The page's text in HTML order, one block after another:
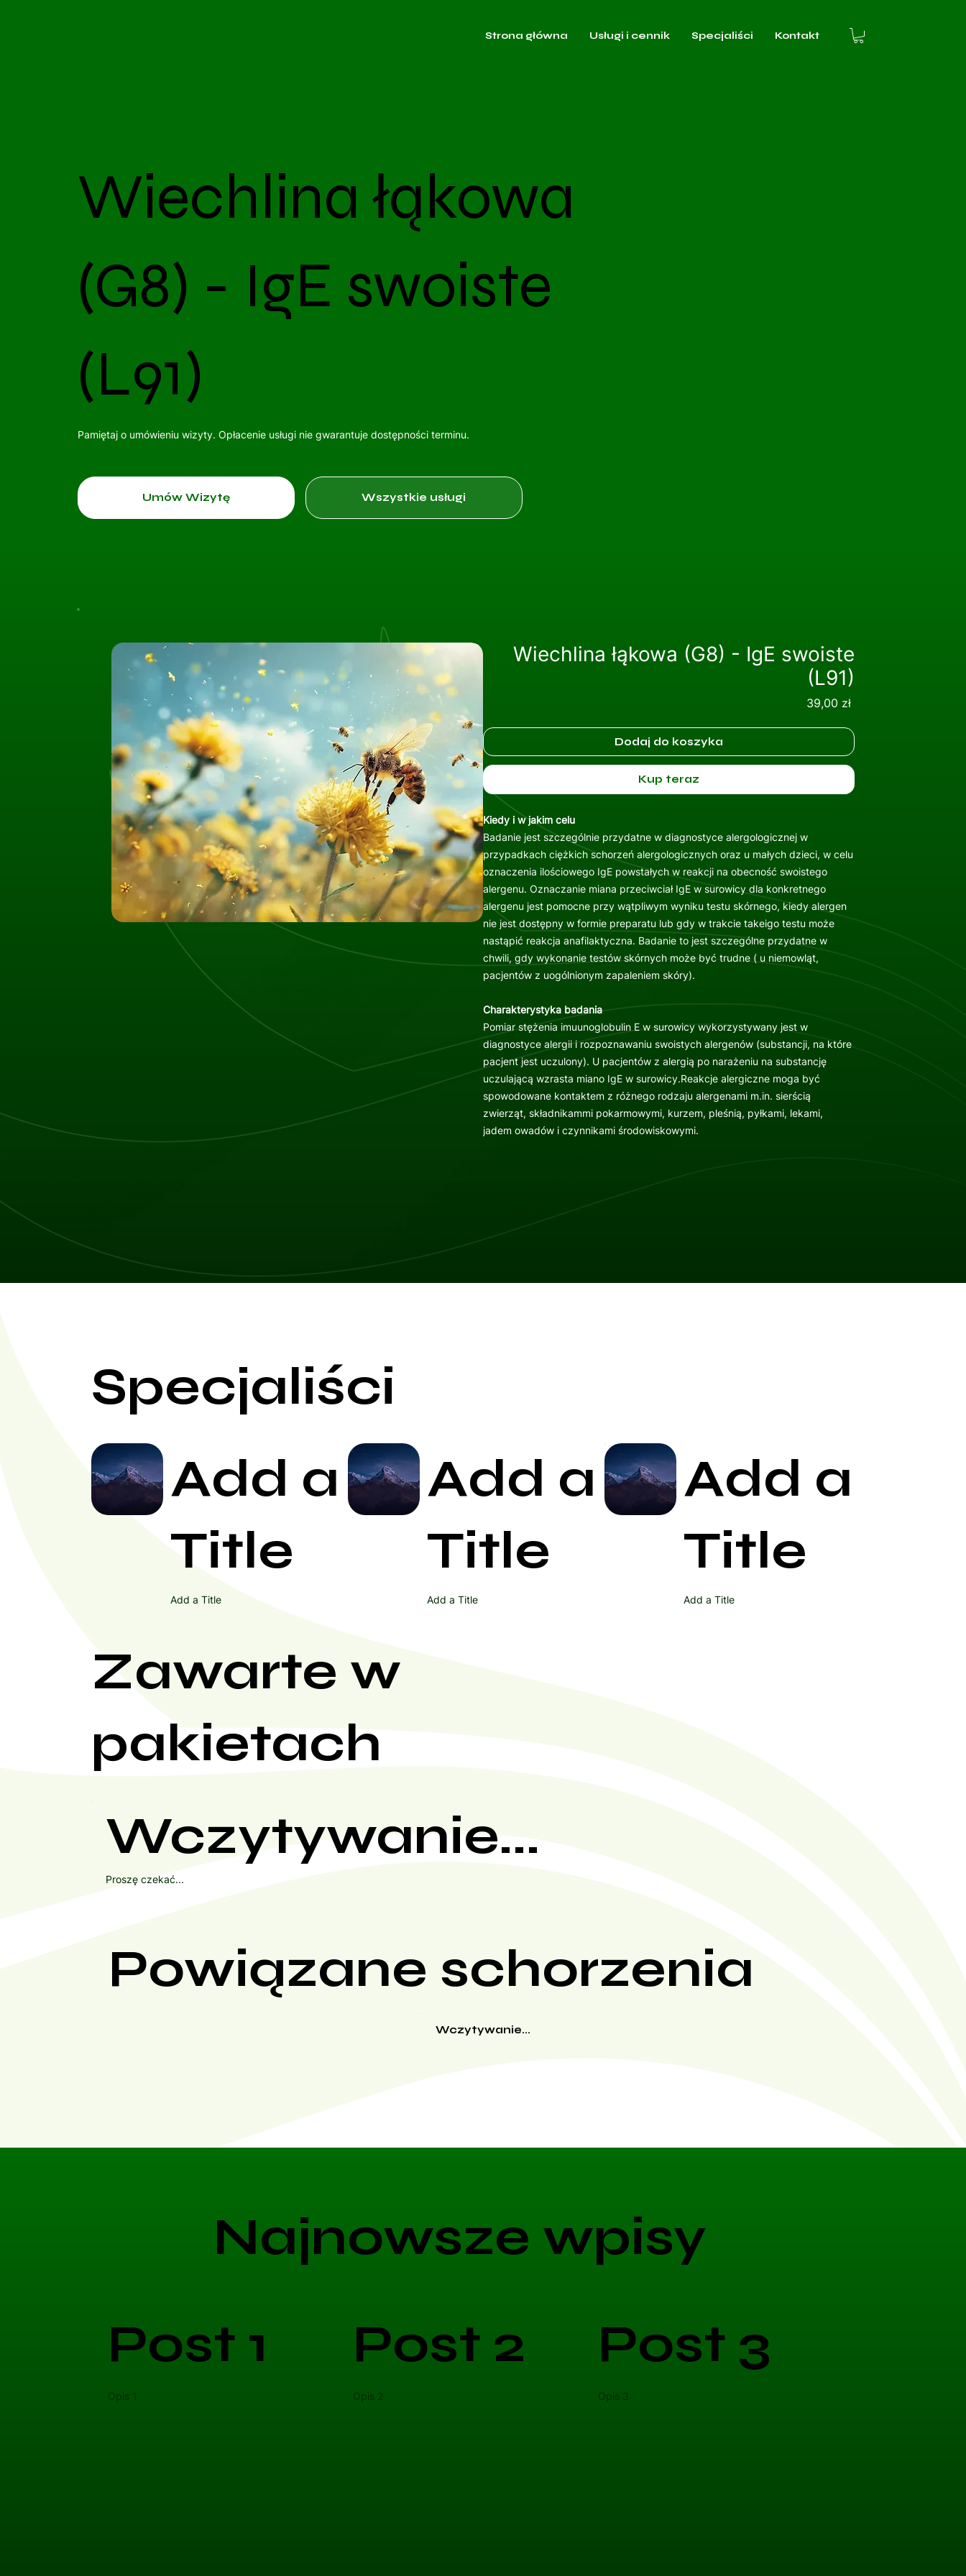
Strona główna Usługi i cennik Specjaliści Kontakt
Wiechlina łąkowa
(G8) - IgE swoiste
(L91)
Pamiętaj o umówieniu wizyty. Opłacenie usługi nie gwarantuje dostępności terminu.
Umów Wizytę Wszystkie usługi
Wiechlina łąkowa (G8) - IgE swoiste
(L91)
39,00 złCena
Dodaj do koszyka
Kup teraz
Kiedy i w jakim celu
Badanie jest szczególnie przydatne w diagnostyce alergologicznej w
przypadkach ciężkich schorzeń alergologicznych oraz u małych dzieci, w celu
oznaczenia ilościowego IgE powstałych w reakcji na obecność swoistego
alergenu. Oznaczanie miana przeciwciał IgE w surowicy dla konkretnego
alergenu jest pomocne przy wątpliwym wyniku testu skórnego, kiedy alergen
nie jest dostępny w formie preparatu lub gdy w trakcie takeigo testu może
nastąpić reakcja anafilaktyczna. Badanie to jest szczególne przydatne w
chwili, gdy wykonanie testów skórnych może być trudne ( u niemowląt,
pacjentów z uogólnionym zapaleniem skóry).
Charakterystyka badania
Pomiar stężenia imuunoglobulin E w surowicy wykorzystywany jest w
diagnostyce alergii i rozpoznawaniu swoistych alergenów (substancji, na które
pacjent jest uczulony). U pacjentów z alergią po narażeniu na substancję
uczulającą wzrasta miano IgE w surowicy.Reakcje alergiczne moga być
spowodowane kontaktem z różnego rodzaju alergenami m.in. sierścią
zwierząt, składnikammi pokarmowymi, kurzem, pleśnią, pyłkami, lekami,
jadem owadów i czynnikami środowiskowymi.
Specjaliści
Add a
Title
Add a Title
Add a
Title
Add a Title
Add a
Title
Add a Title
Zawarte w
pakietach
Wczytywanie...
Proszę czekać...
Powiązane schorzenia
Wczytywanie...
Najnowsze wpisy
Post 1
Opis 1
Post 2
Opis 2
Post 3
Opis 3